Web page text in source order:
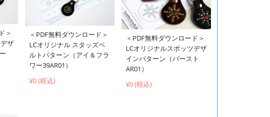
＞
ザ
＜PDF無料ダウンロード＞
LCオリジナル スタッズベ
ルトパターン（アイ＆フラ
ワー39AR01）
¥0 (税込)
＜PDF無料ダウンロード＞
LCオリジナルスポッツデザ
インパターン（バースト
AR01）
¥0 (税込)